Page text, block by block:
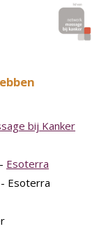
bij Kanker
Esoterra
Esoterra